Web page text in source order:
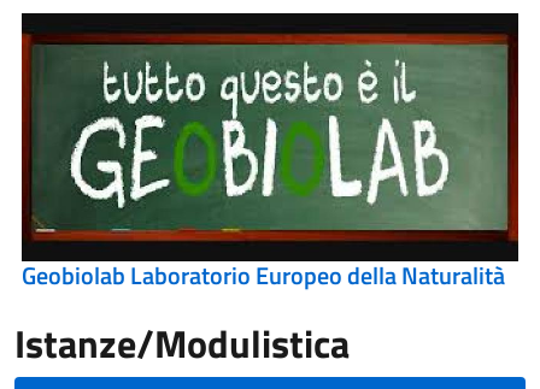
Geobiolab Laboratorio Europeo della Naturalità
Istanze/Modulistica